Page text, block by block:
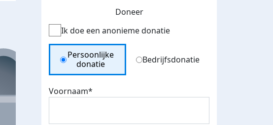
Doneer
Ik doe een anonieme donatie
Donation Type
Persoonlijke
donatie
Bedrijfsdonatie
Voornaam*